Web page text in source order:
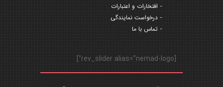
افتخارات و اعتبارات
درخواست نمایندگی
تماس با ما
[rev_slider alias="nemad-logo"]